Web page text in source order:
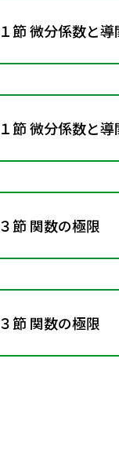
１節 微分係数と
１節 微分係数と
３節 関数の極限
３節 関数の極限